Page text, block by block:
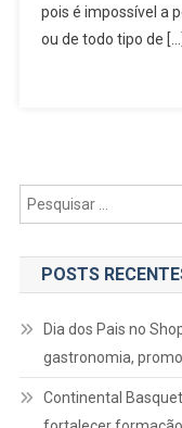
pois é impossível a
ou de todo tipo de […]
POSTS
Dia dos Pais no
gastronomia,
Continental